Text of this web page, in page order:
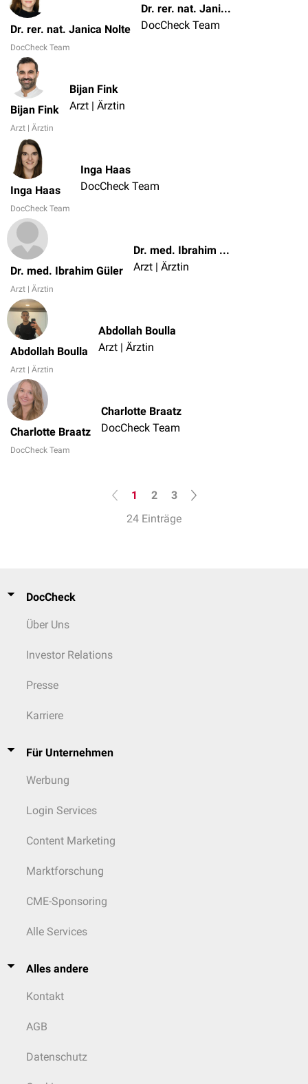
Dr. rer. nat. Janica Nolte
DocCheck Team
Dr. rer. nat. Janica Nolte
DocCheck Team
Bijan Fink
Arzt | Ärztin
Bijan Fink
Arzt | Ärztin
Inga Haas
DocCheck Team
Inga Haas
DocCheck Team
Dr. med. Ibrahim Güler
Arzt | Ärztin
Dr. med. Ibrahim Güler
Arzt | Ärztin
Abdollah Boulla
Arzt | Ärztin
Abdollah Boulla
Arzt | Ärztin
Charlotte Braatz
DocCheck Team
Charlotte Braatz
DocCheck Team
1 2
3
24 Einträge
DocCheck
Über Uns
Investor Relations
Presse
Karriere
Für Unternehmen
Werbung
Login Services
Content Marketing
Marktforschung
CME-Sponsoring
Alle Services
Alles andere
Kontakt
AGB
Datenschutz